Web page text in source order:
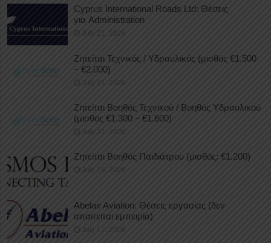
Cyprus International Roads Ltd: Θέσεις
για Administration
July 21, 2026
Ζητείται Τεχνικός / Υδραυλικός (μισθός €1.500
– €2.000)
July 21, 2026
Ζητείται Βοηθός Τεχνικού / Βοηθός Υδραυλικού
(μισθός €1.300 – €1.600)
July 21, 2026
Ζητείται Βοηθός Παιδιάτρου (μισθός: €1.200)
July 18, 2026
Abelair Aviation: Θέσεις εργασίας (δεν
απαιτείται εμπειρία)
July 17, 2026